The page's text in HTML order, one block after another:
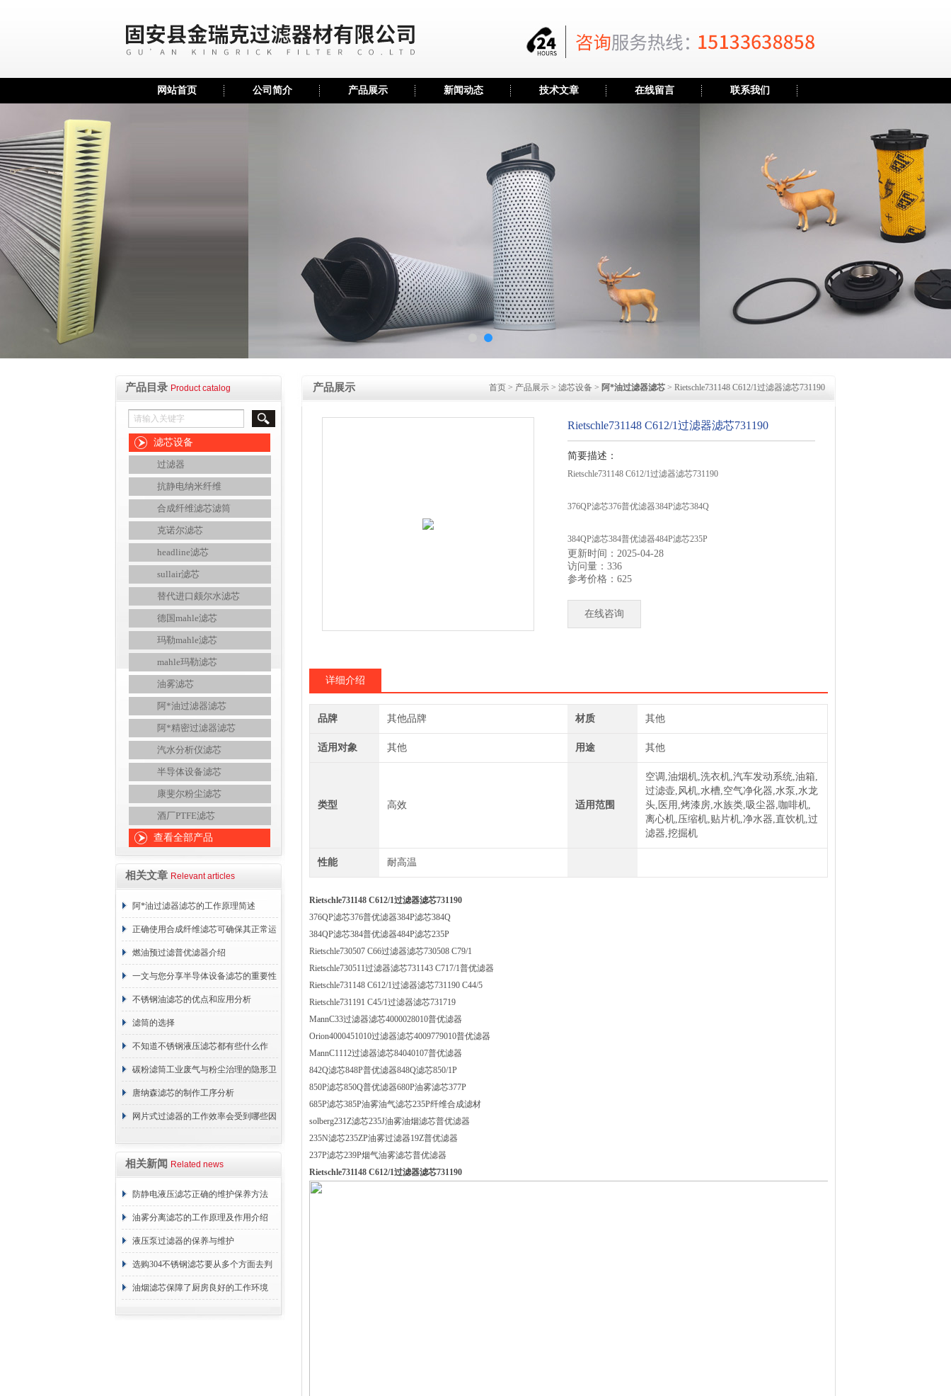
网站首页 公司简介 产品展示 新闻动态 技术文章 在线留言 联系我们
产品目录 Product catalog
滤芯设备
过滤器
抗静电纳米纤维
合成纤维滤芯滤筒
克诺尔滤芯
headline滤芯
sullair滤芯
替代进口颇尔水滤芯
德国mahle滤芯
玛勒mahle滤芯
mahle玛勒滤芯
油雾滤芯
阿*油过滤器滤芯
阿*精密过滤器滤芯
汽水分析仪滤芯
半导体设备滤芯
康斐尔粉尘滤芯
酒厂PTFE滤芯
查看全部产品
相关文章 Relevant articles
阿*油过滤器滤芯的工作原理简述
正确使用合成纤维滤芯可确保其正常运
行
燃油预过滤普优滤器介绍
一文与您分享半导体设备滤芯的重要性
不锈钢油滤芯的优点和应用分析
滤筒的选择
不知道不锈钢液压滤芯都有些什么作
用？进来看
碳粉滤筒工业废气与粉尘治理的隐形卫
士
唐纳森滤芯的制作工序分析
网片式过滤器的工作效率会受到哪些因
相关新闻 Related news
防静电液压滤芯正确的维护保养方法
油雾分离滤芯的工作原理及作用介绍
液压泵过滤器的保养与维护
选购304不锈钢滤芯要从多个方面去判
断
油烟滤芯保障了厨房良好的工作环境
产品展示 首页 > 产品展示 > 滤芯设备 > 阿*油过滤器滤芯 > Rietschle731148 C612/1过滤器滤芯731190
Rietschle731148 C612/1过滤器滤芯731190
简要描述：
Rietschle731148 C612/1过滤器滤芯731190
376QP滤芯376普优滤器384P滤芯384Q
384QP滤芯384普优滤器484P滤芯235P
Rietschle730507 C66过滤器滤芯730508 C79/1
更新时间：2025-04-28
访问量：336
参考价格：625
在线咨询
详细介绍
品牌 其他品牌 材质 其他
适用对象 其他 用途 其他
类型 高效 适用范围
空调,油烟机,洗衣机,汽车发动系统,油箱,
过滤壶,风机,水槽,空气净化器,水泵,水龙
头,医用,烤漆房,水族类,吸尘器,咖啡机,
离心机,压缩机,贴片机,净水器,直饮机,过
滤器,挖掘机
性能 耐高温
Rietschle731148 C612/1过滤器滤芯731190
376QP滤芯376普优滤器384P滤芯384Q
384QP滤芯384普优滤器484P滤芯235P
Rietschle730507 C66过滤器滤芯730508 C79/1
Rietschle730511过滤器滤芯731143 C717/1普优滤器
Rietschle731148 C612/1过滤器滤芯731190 C44/5
Rietschle731191 C45/1过滤器滤芯731719
MannC33过滤器滤芯4000028010普优滤器
Orion4000451010过滤器滤芯4009779010普优滤器
MannC1112过滤器滤芯84040107普优滤器
842Q滤芯848P普优滤器848Q滤芯850/1P
850P滤芯850Q普优滤器680P油雾滤芯377P
685P滤芯385P油雾油气滤芯235P纤维合成滤材
solberg231Z滤芯235J油雾油烟滤芯普优滤器
235N滤芯235ZP油雾过滤器19Z普优滤器
237P滤芯239P烟气油雾滤芯普优滤器
Rietschle731148 C612/1过滤器滤芯731190